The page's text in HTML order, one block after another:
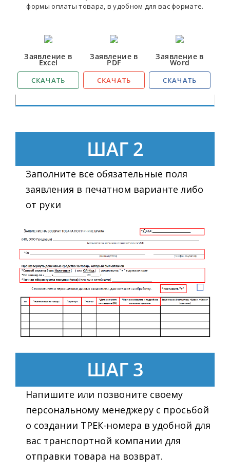
формы оплаты товара, в удобном для вас формате.
Заявление в
Excel
СКАЧАТЬ
Заявление в
PDF
СКАЧАТЬ
Заявление в
Word
СКАЧАТЬ
ШАГ 2
Заполните все обязательные поля
заявления в печатном варианте либо
от руки
ШАГ 3
Напишите или позвоните своему
персональному менеджеру с просьбой
о создании ТРЕК-номера в удобной для
вас транспортной компании для
отправки товара на возврат.